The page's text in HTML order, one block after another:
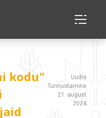
kodu"
Uudis
Tunnustamine
21. august
2024